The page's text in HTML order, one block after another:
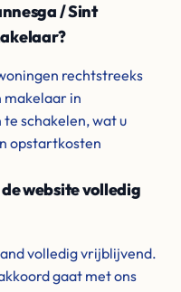
/ Sint
rechtstreeks
makelaar in
schakelen, wat u
opstartkosten
website volledig
volledig vrijblijvend.
gaat met ons